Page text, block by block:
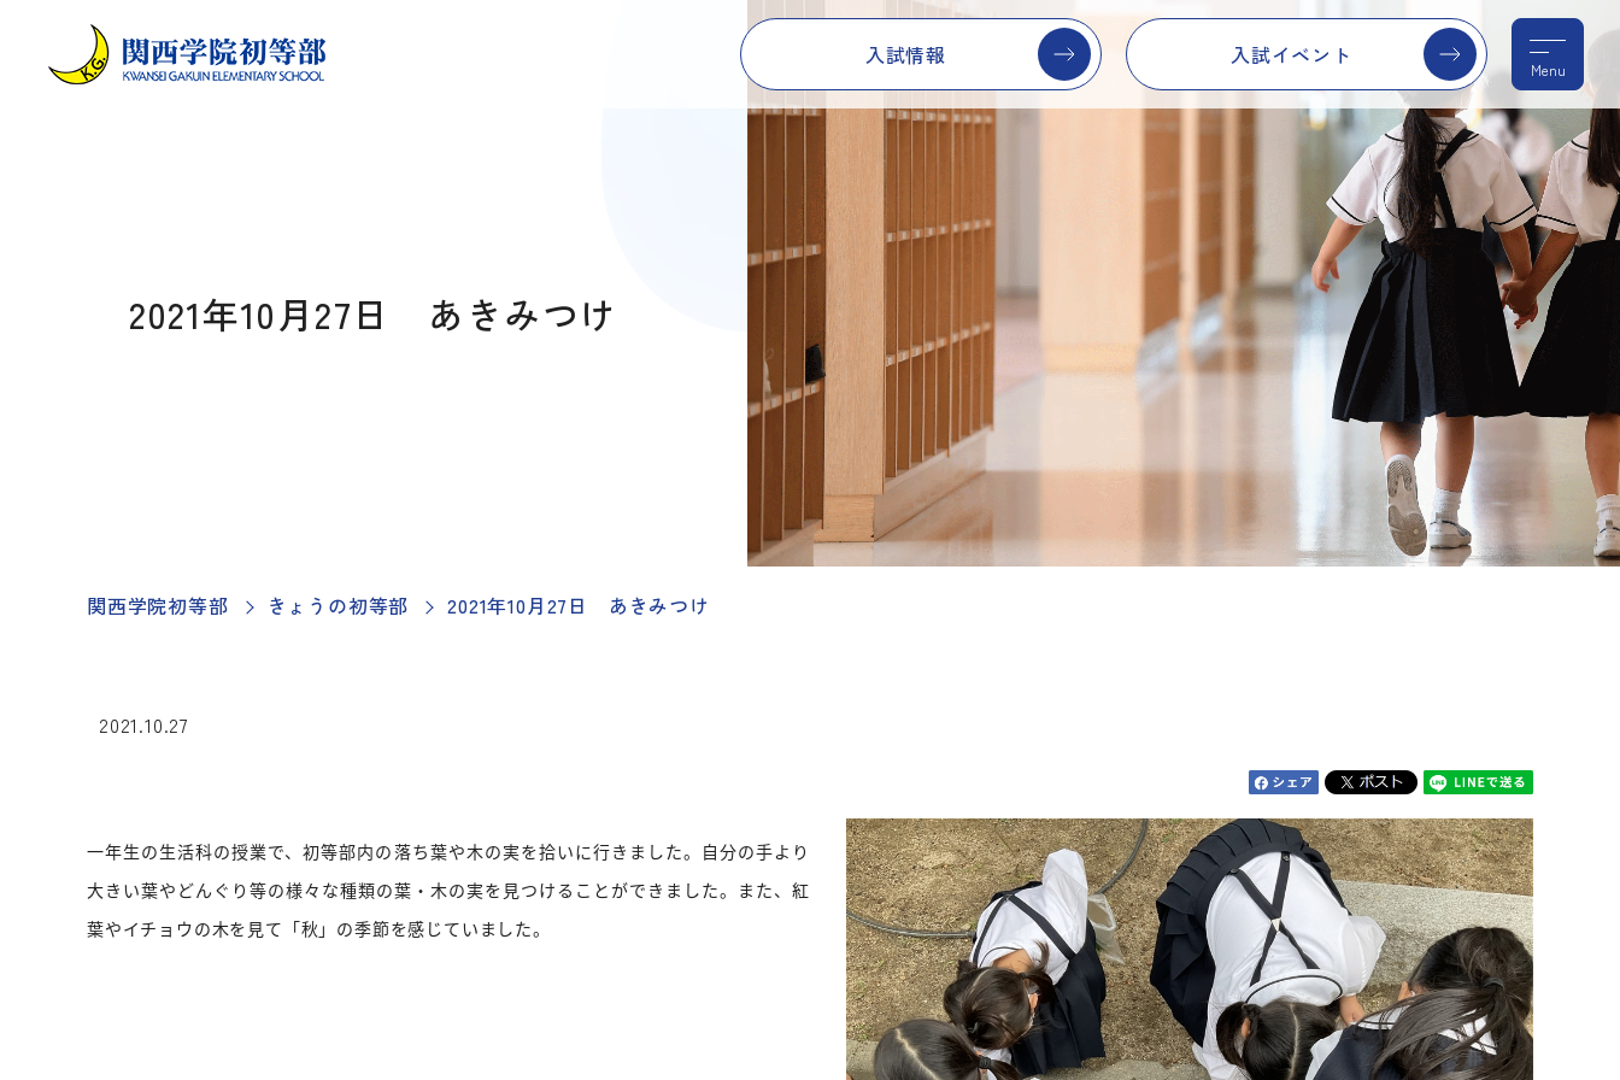
入試情報 入試イベント
Menu
2021年10月27日 あきみつけ
関西学院初等部 きょうの初等部 2021年10月27日 あきみつけ
2021.10.27
一年生の生活科の授業で、初等部内の落ち葉や木の実を拾いに行きました。自分の手より
大きい葉やどんぐり等の様々な種類の葉・木の実を見つけることができました。また、紅
葉やイチョウの木を見て「秋」の季節を感じていました。